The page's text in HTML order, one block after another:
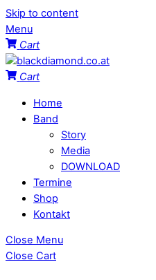
Skip to content
Menu
Cart
Cart
Home
Band
Story
Media
DOWNLOAD
Termine
Shop
Kontakt
Close Menu
Close Cart